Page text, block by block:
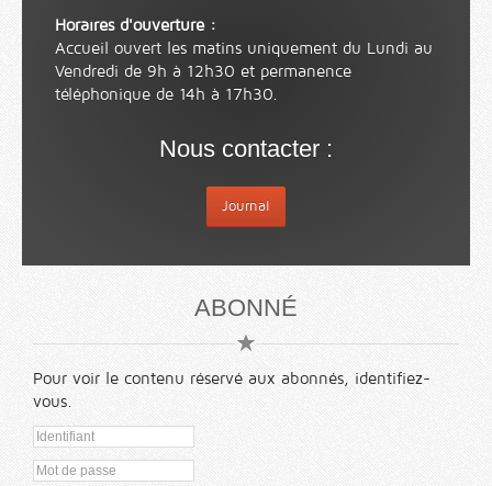
Horaires d'ouverture :
Accueil ouvert les matins uniquement du Lundi au
Vendredi de 9h à 12h30 et permanence
téléphonique de 14h à 17h30.
Nous contacter :
Journal
ABONNÉ
Pour voir le contenu réservé aux abonnés, identifiez-
vous.